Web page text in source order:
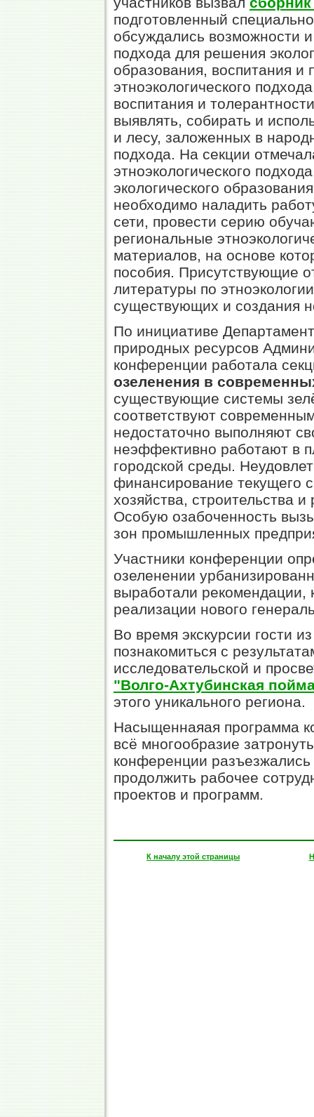
подготовленный
обсуждались возможности
подхода для решения
образования, воспитания
этноэкологического
воспитания и
выявлять, собирать и
и лесу, заложенных в
подхода. На секции
этноэкологического
экологического
необходимо наладить
сети, провести серию
региональные
материалов, на основе
пособия. Присутствующие
литературы по
существующих и создания
По инициативе
природных ресурсов
конференции работала
озеленения в
существующие системы
соответствуют
недостаточно выполняют
неэффективно работают в
городской среды.
финансирование текущего
хозяйства, строительства
Особую озабоченность
зон промышленных
Участники конференции
озеленении
выработали рекомендации,
реализации нового
Во время экскурсии гости
познакомиться с
исследовательской и
"Волго-Ахтубинская
этого уникального региона.
Насыщеннаяая программа
всё многообразие
конференции
продолжить рабочее
проектов и программ.
К началу этой страницы